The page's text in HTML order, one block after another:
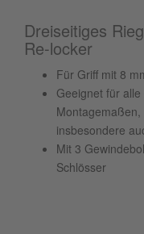
Dreiseitiges
Re-locker
Für Griff mit 8
Geeignet für
Montagemaßen,
insbesondere
Mit 3
Schlösser